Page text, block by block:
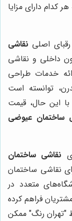
کدام دارای مزایا
اصلی نقاشی
داخلی و نقاشی
خدمات طراحی
توانسته است
این حال، قیمت
ساختمان عیوضی
نقاشی ساختمان
نقاشی ساختمان
متعدد در
فراهم کرده
"تهران رنگ" ممکن